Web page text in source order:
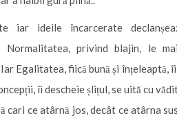
iar ideile încarcerate
Normalitatea, privind blajin, le
Egalitatea, fiică bună și înțeleaptă,
îi descheie șlițul, se uită cu
cari ce atârnă jos, decât ce atârna